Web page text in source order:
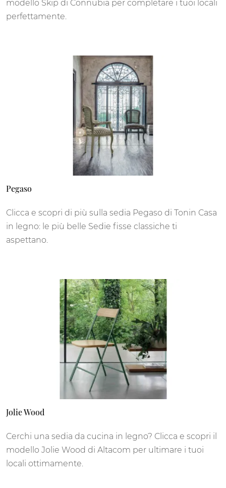
modello Skip di Connubia per completare i tuoi locali
perfettamente.
Pegaso
Clicca e scopri di più sulla sedia Pegaso di Tonin Casa
in legno: le più belle Sedie fisse classiche ti
aspettano.
Jolie Wood
Cerchi una sedia da cucina in legno? Clicca e scopri il
modello Jolie Wood di Altacom per ultimare i tuoi
locali ottimamente.